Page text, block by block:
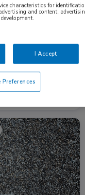
wordt de
characteristics for
and content,
I Accept
Preferences